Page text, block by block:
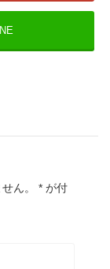
ん。 * が付